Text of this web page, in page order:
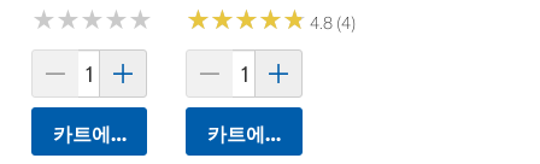
★★★★★
★★★★★
카트에 담기
★★★★★
★★★★★ 4.8 (4)
카트에 담기